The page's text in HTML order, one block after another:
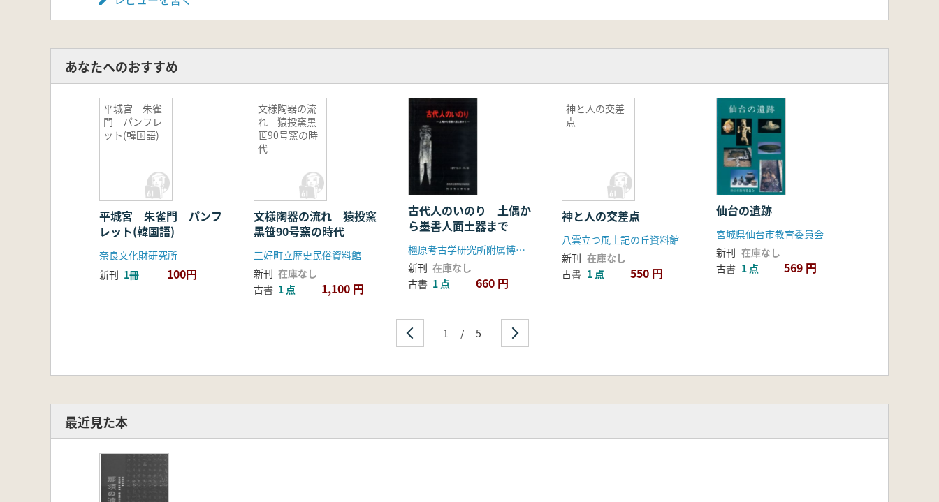
あなたへのおすすめ
平城宮 朱雀
門 パンフレ
ット(韓国語)
平城宮 朱雀門 パンフ
レット(韓国語)
奈良文化財研究所
新刊 1冊 100円
文様陶器の流
れ 猿投窯黒
笹90号窯の時
代
文様陶器の流れ 猿投窯
黒笹90号窯の時代
三好町立歴史民俗資料館
新刊 在庫なし
古書 1 点 1,100 円
古代人のいのり 土偶か
ら墨書人面土器まで
橿原考古学研究所附属博物館
新刊 在庫なし
古書 1 点 660 円
神と人の交差
点
神と人の交差点
八雲立つ風土記の丘資料館
新刊 在庫なし
古書 1 点 550 円
仙台の遺跡
宮城県仙台市教育委員会
新刊 在庫なし
古書 1 点 569 円
1 / 5
最近見た本